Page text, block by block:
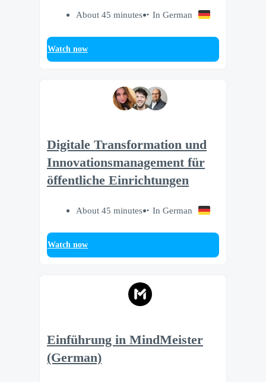
About 45 minutes In German
Watch now
Digitale Transformation und
Innovationsmanagement für
öffentliche Einrichtungen
About 45 minutes In German
Watch now
Einführung in MindMeister
(German)